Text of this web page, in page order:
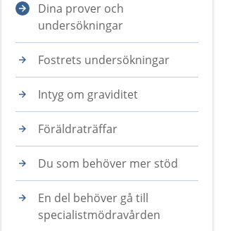
Dina prover och
undersökningar
Fostrets undersökningar
Intyg om graviditet
Föräldraträffar
Du som behöver mer stöd
En del behöver gå till
specialistmödravården